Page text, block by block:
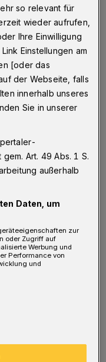
Lesezeit
wollte gegen
auf den
sie bei grüner
dem Westring
war,
so relevant für
wieder aufrufen,
Ihre Einwilligung
Einstellungen am
[oder das
der Webseite, falls
innerhalb unseres
Sie in unserer
Art. 49 Abs. 1 S.
außerhalb
Daten, um
zur
oder Zugriff auf
Werbung und
Performance von
und